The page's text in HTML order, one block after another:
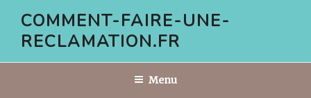
contenu
COMMENT-FAIRE-UNE-
RECLAMATION.FR
Menu